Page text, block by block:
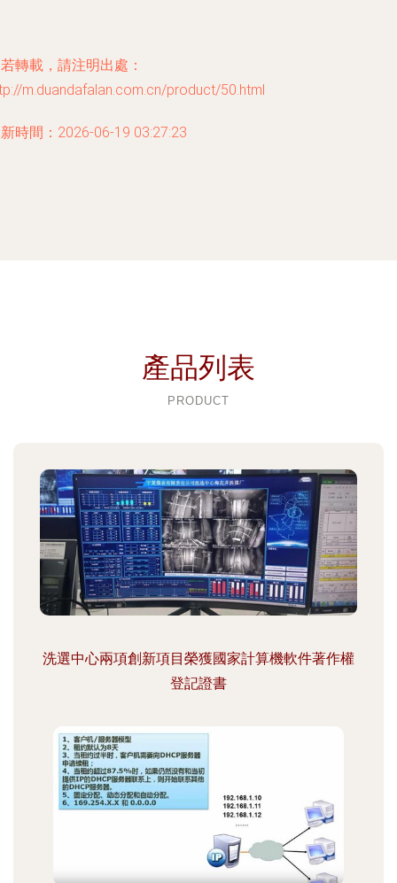
轉載，請注明出處：
m.duandafalan.com.cn/product/50.html
時間：2026-06-19 03:27:23
產品列表
PRODUCT
洗選中心兩項創新項目榮獲國家計算機軟件著作權
登記證書